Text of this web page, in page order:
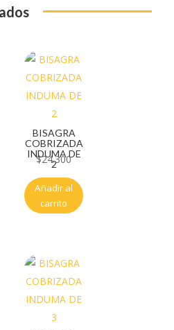
BISAGRA
COBRIZADA
INDUMA DE
2
$24.300
Añadir al
carrito